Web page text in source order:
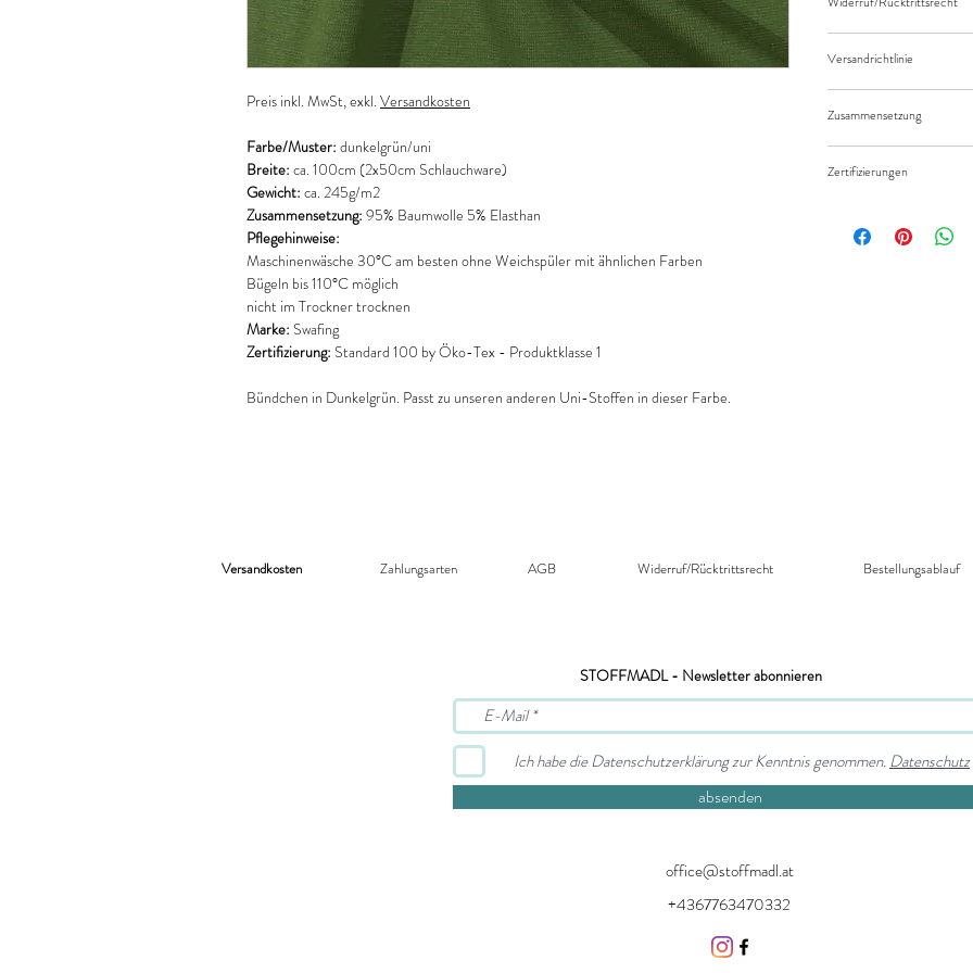
Preis inkl. MwSt, exkl. Versandkosten
Farbe/Muster: dunkelgrün/uni
Breite: ca. 100cm (2x50cm Schlauchware)
Gewicht: ca. 245g/m2
Zusammensetzung: 95% Baumwolle 5% Elasthan
Pflegehinweise:
Maschinenwäsche 30°C am besten ohne Weichspüler mit ähnlichen Farben
Bügeln bis 110°C möglich
nicht im Trockner trocknen
Marke: Swafing
Zertifizierung: Standard 100 by Öko-Tex - Produktklasse 1
Bündchen in Dunkelgrün. Passt zu unseren anderen Uni-Stoffen in dieser Farbe.
Länge des Stoffes.
Bei einer Bestellung
eingeben.
Versandrichtlinie
Zusammensetzung
Zertifizierungen
Versandkosten Zahlungsarten AGB Widerruf/Rücktrittsrecht​ Bestellungsablauf
STOFFMADL - Newsletter abonnieren
Ich habe die Datenschutzerklärung zur Kenntnis genommen.Datenschutz
absenden
office@stoffmadl.at
+4367763470332